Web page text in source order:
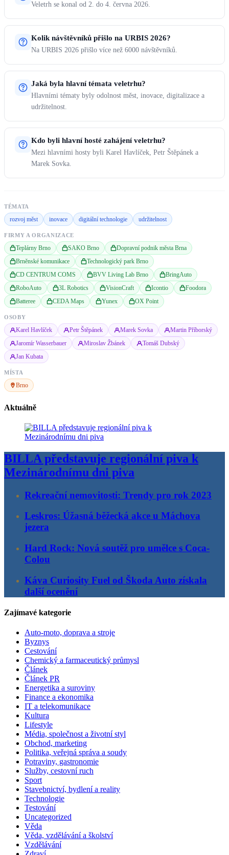
Veletrh se konal od 2. do 4. června 2026.
Kolik návštěvníků přišlo na URBIS 2026?
Na URBIS 2026 přišlo více než 6000 návštěvníků.
Jaká byla hlavní témata veletrhu?
Hlavními tématy byly odolnost měst, inovace, digitalizace a
udržitelnost.
Kdo byli hlavní hosté zahájení veletrhu?
Mezi hlavními hosty byli Karel Havlíček, Petr Štěpánek a
Marek Sovka.
TÉMATA
rozvoj měst inovace digitální technologie udržitelnost
FIRMY A ORGANIZACE
Teplárny Brno SAKO Brno
Dopravní podnik města Brna
Brněnské komunikace
Technologický park Brno
CD CENTRUM COMS
BVV Living Lab Brno
BringAuto
RoboAuto
3L Robotics VisionCraft Icontio
Foodora
Batteree
CEDA Maps Yunex OX Point
OSOBY
Karel Havlíček Petr Štěpánek Marek Sovka
Martin Příborský
Jaromír Wasserbauer
Miroslav Žbánek
Tomáš Dubský
Jan Kubata
MÍSTA
Brno
Aktuálně
BILLA představuje regionální piva k
Mezinárodnímu dni piva
Rekreační nemovitosti: Trendy pro rok 2023
Leskros: Úžasná běžecká akce u Máchova
jezera
Hard Rock: Nová soutěž pro umělce s Coca-
Colou
Káva Curiosity Fuel od Škoda Auto získala
další ocenění
Zajímavé kategorie
Auto-moto, doprava a stroje
Byznys
Cestování
Chemický a farmaceutický průmysl
Článek
Článek PR
Energetika a suroviny
Finance a ekonomika
IT a telekomunikace
Kultura
Lifestyle
Média, společnost a životní styl
Obchod, marketing
Politika, veřejná správa a soudy
Potraviny, gastronomie
Služby, cestovní ruch
Sport
Stavebnictví, bydlení a reality
Technologie
Testování
Uncategorized
Věda
Věda, vzdělávání a školství
Vzdělávání